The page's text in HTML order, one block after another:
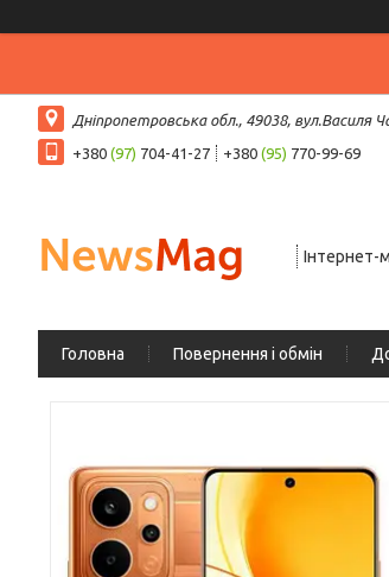
Дніпропетровська обл., 49038, вул.Василя
+380 (97) 704-41-27 +380 (95) 770-99-69
Інтернет-
Головна Повернення і обмін